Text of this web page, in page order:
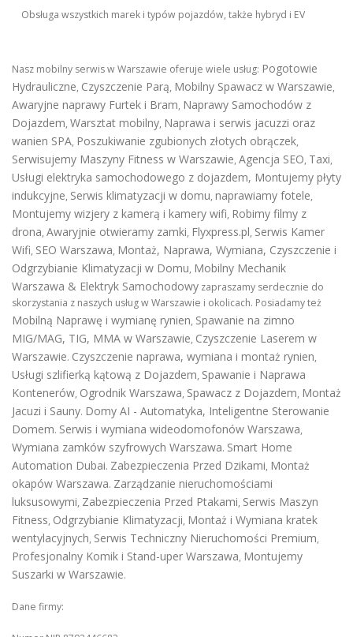
Obsługa wszystkich marek i typów pojazdów, także hybryd i EV
Nasz mobilny serwis w Warszawie oferuje wiele usług: Pogotowie
Hydrauliczne, Czyszczenie Parą, Mobilny Spawacz w Warszawie,
Awaryjne naprawy Furtek i Bram, Naprawy Samochodów z
Dojazdem, Warsztat mobilny, Naprawa i serwis jacuzzi oraz
wanien SPA, Poszukiwanie zgubionych złotych obrączek,
Serwisujemy Maszyny Fitness w Warszawie, Agencja SEO, Taxi,
Usługi elektryka samochodowego z dojazdem, Montujemy płyty
indukcyjne, Serwis klimatyzacji w domu, naprawiamy fotele,
Montujemy wizjery z kamerą i kamery wifi, Robimy filmy z
drona, Awaryjnie otwieramy zamki, Flyxpress.pl, Serwis Kamer
Wifi, SEO Warszawa, Montaż, Naprawa, Wymiana, Czyszczenie i
Odgrzybianie Klimatyzacji w Domu, Mobilny Mechanik
Warszawa & Elektryk Samochodowy zapraszamy serdecznie do
skorzystania z naszych usług w Warszawie i okolicach. Posiadamy też
Mobilną Naprawę i wymianę rynien, Spawanie na zimno
MIG/MAG, TIG, MMA w Warszawie, Czyszczenie Laserem w
Warszawie. Czyszczenie naprawa, wymiana i montaż rynien,
Usługi szlifierką kątową z Dojazdem, Spawanie i Naprawa
Kontenerów, Ogrodnik Warszawa, Spawacz z Dojazdem, Montaż
Jacuzi i Sauny. Domy AI - Automatyka, Inteligentne Sterowanie
Domem. Serwis i wymiana wideodomofonów Warszawa,
Wymiana zamków szyfrowych Warszawa. Smart Home
Automation Dubai. Zabezpieczenia Przed Dzikami, Montaż
okapów Warszawa. Zarządzanie nieruchomościami
luksusowymi, Zabezpieczenia Przed Ptakami, Serwis Maszyn
Fitness, Odgrzybianie Klimatyzacji, Montaż i Wymiana kratek
wentylacyjnych, Serwis Techniczny Nieruchomości Premium,
Profesjonalny Komik i Stand-uper Warszawa, Montujemy
Suszarki w Warszawie.
Dane firmy: